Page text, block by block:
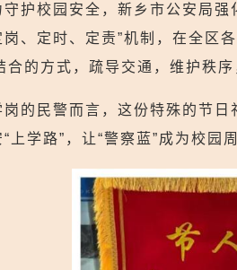
护校园安全，新乡市公安局
岗、定时、定责”机制，在全区
合的方式，疏导交通，维护秩序
的民警而言，这份特殊的节
“上学路”，让“警察蓝”成为校